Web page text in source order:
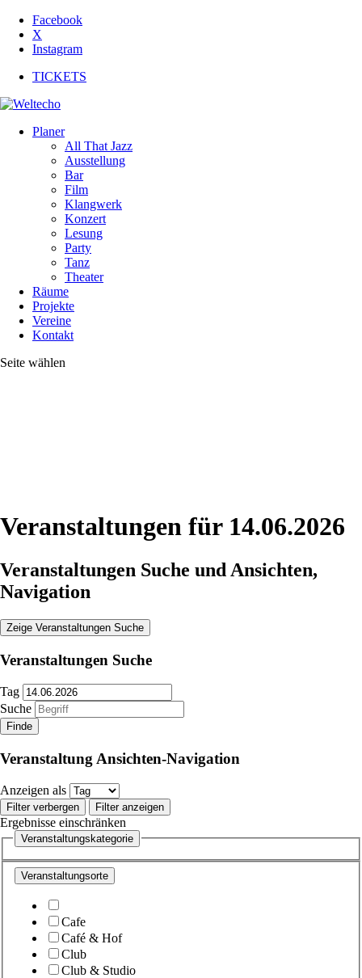
Facebook
X
Instagram
TICKETS
Planer
All That Jazz
Ausstellung
Bar
Film
Klangwerk
Konzert
Lesung
Party
Tanz
Theater
Räume
Projekte
Vereine
Kontakt
Seite wählen
Veranstaltungen für 14.06.2026
Veranstaltungen Suche und Ansichten,
Navigation
Zeige Veranstaltungen Suche
Veranstaltungen Suche
Tag
Suche
Veranstaltung Ansichten-Navigation
Anzeigen als
Filter verbergen Filter anzeigen
Ergebnisse einschränken
Veranstaltungskategorie
Veranstaltungsorte
Cafe
Café & Hof
Club
Club & Studio